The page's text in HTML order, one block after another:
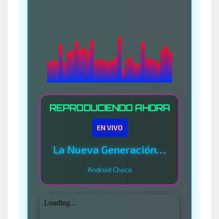
REPRODUCIENDO AHORA
EN VIVO
La Nueva Generación Del Sistema
Android Chocó